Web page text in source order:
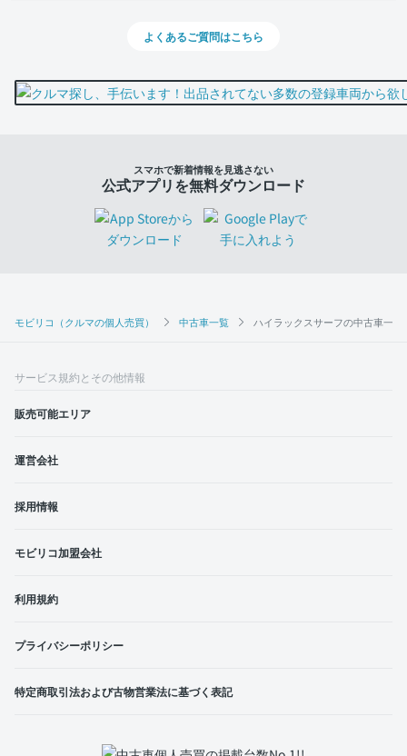
モビリコ（クルマの個人売買） 中古車一覧 ハイラックスサーフの中古車一覧
よくあるご質問はこちら
スマホで新着情報を見逃さない
公式アプリを無料ダウンロード
サービス規約とその他情報
販売可能エリア
運営会社
採用情報
モビリコ加盟会社
利用規約
プライバシーポリシー
特定商取引法および古物営業法に基づく表記